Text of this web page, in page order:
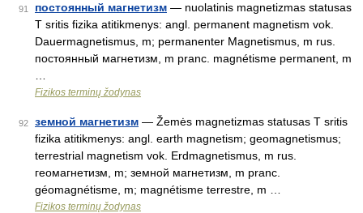
91 постоянный магнетизм — nuolatinis magnetizmas statusas
T sritis fizika atitikmenys: angl. permanent magnetism vok.
Dauermagnetismus, m; permanenter Magnetismus, m rus.
постоянный магнетизм, m pranc. magnétisme permanent, m
Fizikos terminų žodynas
92 земной магнетизм — Žemės magnetizmas statusas T sritis
fizika atitikmenys: angl. earth magnetism; geomagnetismus;
terrestrial magnetism vok. Erdmagnetismus, m rus.
геомагнетизм, m; земной магнетизм, m pranc.
géomagnétisme, m; magnétisme terrestre, m …
Fizikos terminų žodynas